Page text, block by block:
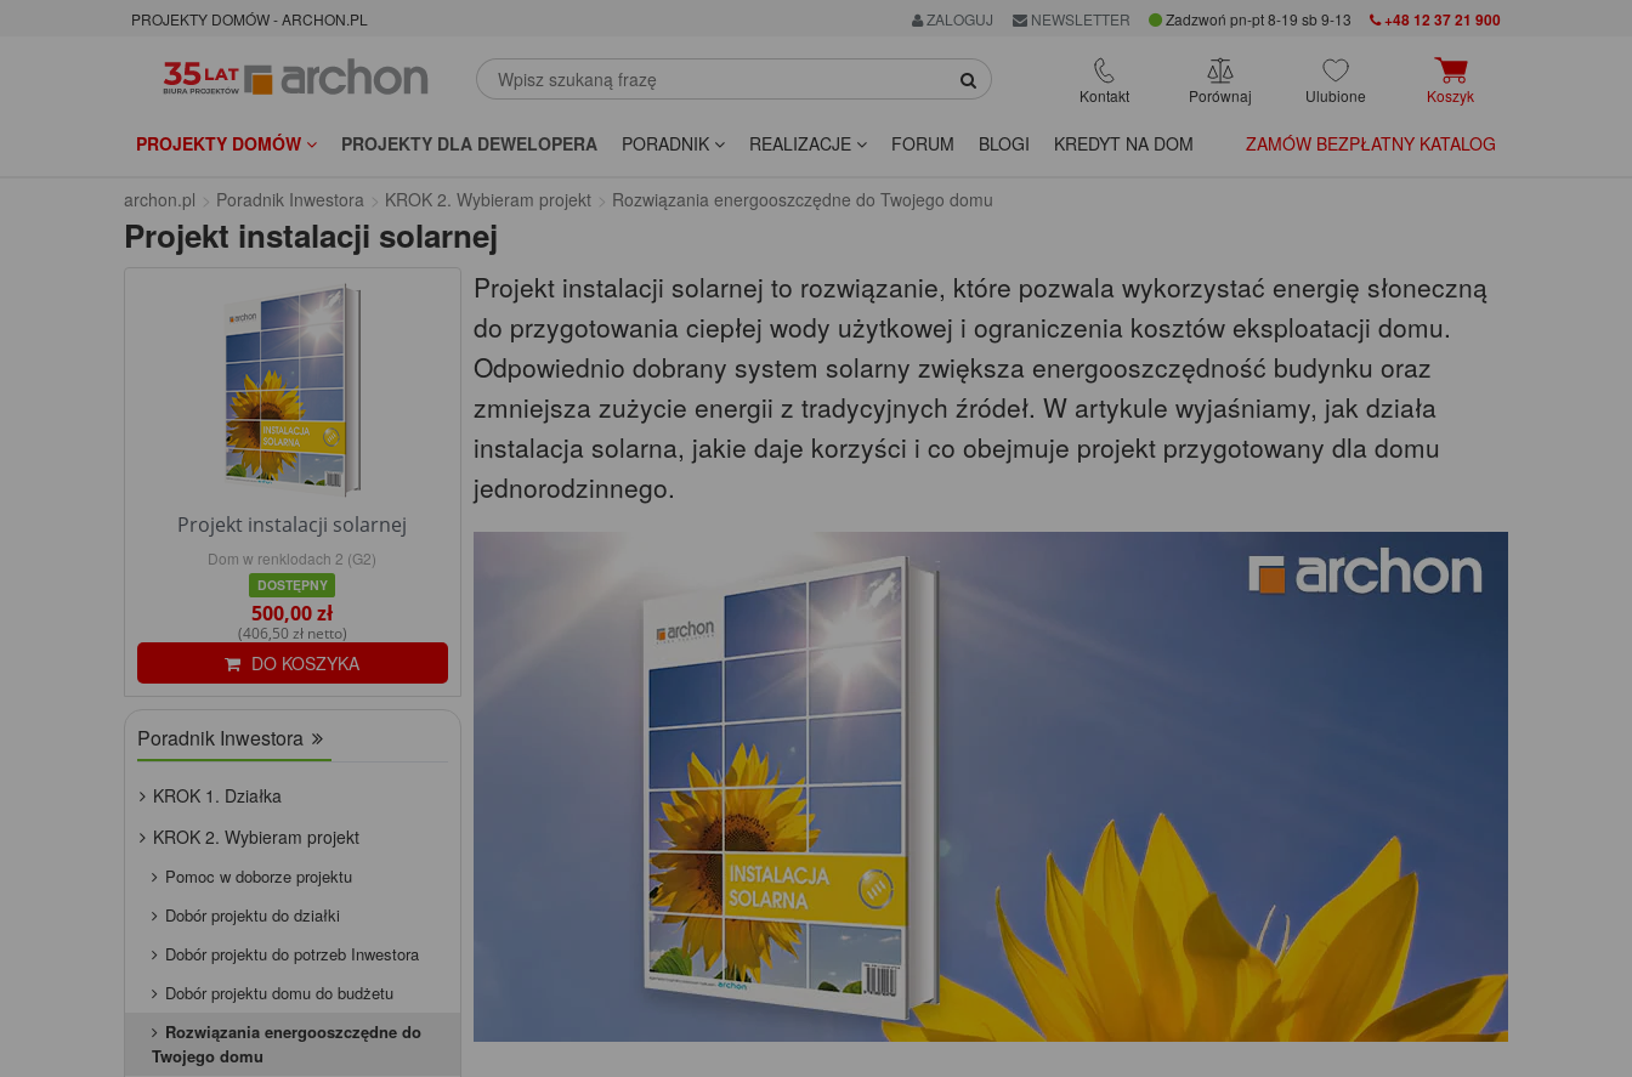
PROJEKTY DOMÓW - ARCHON.PL ZALOGUJ NEWSLETTER Zadzwoń pn-pt 8-19 sb 9-13 +48 12 37 21 900
Kontakt Porównaj Ulubione Koszyk
PROJEKTY DOMÓW PROJEKTY DLA DEWELOPERA PORADNIK REALIZACJE FORUM BLOGI KREDYT NA DOM ZAMÓW BEZPŁATNY KATALOG
archon.pl Poradnik Inwestora KROK 2. Wybieram projekt Rozwiązania energooszczędne do Twojego domu
Projekt instalacji solarnej
Projekt instalacji solarnej to rozwiązanie, które pozwala wykorzystać energię słoneczną
do przygotowania ciepłej wody użytkowej i ograniczenia kosztów eksploatacji domu.
Odpowiednio dobrany system solarny zwiększa energooszczędność budynku oraz
zmniejsza zużycie energii z tradycyjnych źródeł. W artykule wyjaśniamy, jak działa
instalacja solarna, jakie daje korzyści i co obejmuje projekt przygotowany dla domu
jednorodzinnego.
Projekt instalacji solarnej
Dom w renklodach 2 (G2)
DOSTĘPNY
500,00 zł
(406,50 zł netto)
DO KOSZYKA
Poradnik Inwestora
KROK 1. Działka
KROK 2. Wybieram projekt
Pomoc w doborze projektu
Dobór projektu do działki
Dobór projektu do potrzeb Inwestora
Dobór projektu domu do budżetu
Rozwiązania energooszczędne do
Twojego domu